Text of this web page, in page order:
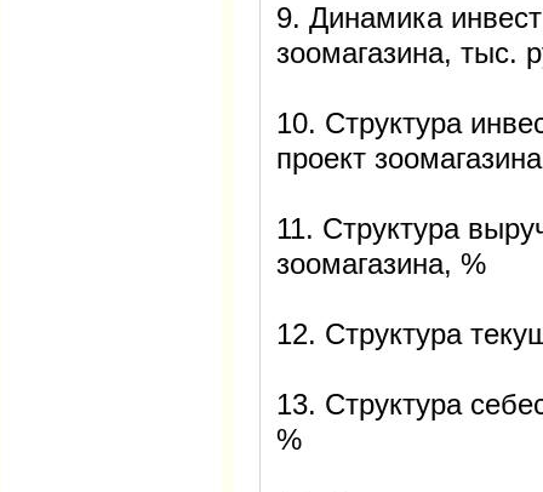
9. Динамика
зоомагазина, тыс.
10. Структура
проект
11. Структура
зоомагазина, %
12. Структура
13. Структура
%